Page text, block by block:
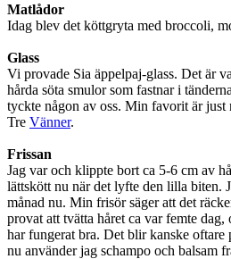
Matlådor
Idag blev det köttgryta med broccoli,
Glass
Vi provade Sia äppelpaj-glass. Det är
hårda söta smulor som fastnar i
tyckte någon av oss. Min favorit är just
Tre Vänner.
Frissan
Jag var och klippte bort ca 5-6 cm av
lättskött nu när det lyfte den lilla biten.
månad nu. Min frisör säger att det
provat att tvätta håret ca var femte dag,
har fungerat bra. Det blir kanske oftare
nu använder jag schampo och balsam